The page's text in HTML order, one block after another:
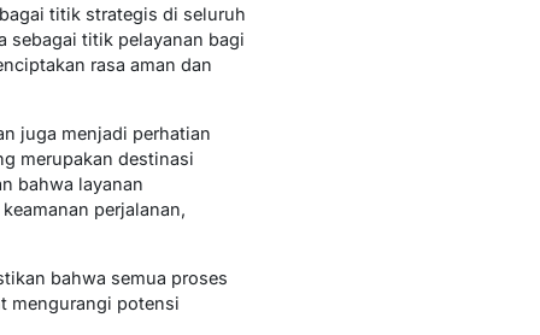
titik strategis di seluruh
sebagai titik pelayanan bagi
rasa aman dan
juga menjadi perhatian
merupakan destinasi
bahwa layanan
perjalanan,
bahwa semua proses
mengurangi potensi